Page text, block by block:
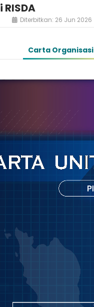
Diterbitkan: 26 Jun 2026
Carta Organisasi